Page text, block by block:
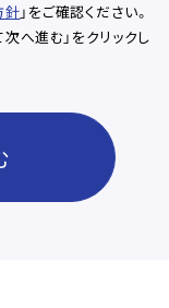
針」をご確認ください。
へ進む」をクリックし